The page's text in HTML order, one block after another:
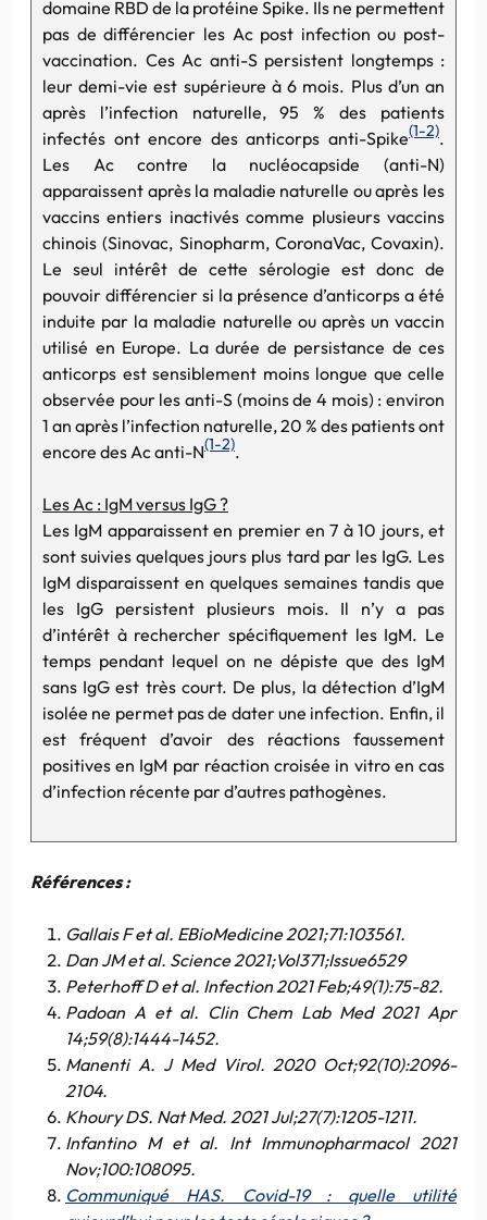
domaine RBD de la protéine Spike. Ils ne permettent
pas de différencier les Ac post infection ou post-
vaccination. Ces Ac anti-S persistent longtemps :
leur demi-vie est supérieure à 6 mois. Plus d’un an
après l’infection naturelle, 95 % des patients
infectés ont encore des anticorps anti-Spike(1-2).
Les Ac contre la nucléocapside (anti-N)
apparaissent après la maladie naturelle ou après les
vaccins entiers inactivés comme plusieurs vaccins
chinois (Sinovac, Sinopharm, CoronaVac, Covaxin).
Le seul intérêt de cette sérologie est donc de
pouvoir différencier si la présence d’anticorps a été
induite par la maladie naturelle ou après un vaccin
utilisé en Europe. La durée de persistance de ces
anticorps est sensiblement moins longue que celle
observée pour les anti-S (moins de 4 mois) : environ
1 an après l’infection naturelle, 20 % des patients ont
encore des Ac anti-N(1-2).
Les Ac : IgM versus IgG ?
Les IgM apparaissent en premier en 7 à 10 jours, et
sont suivies quelques jours plus tard par les IgG. Les
IgM disparaissent en quelques semaines tandis que
les IgG persistent plusieurs mois. Il n’y a pas
d’intérêt à rechercher spécifiquement les IgM. Le
temps pendant lequel on ne dépiste que des IgM
sans IgG est très court. De plus, la détection d’IgM
isolée ne permet pas de dater une infection. Enfin, il
est fréquent d’avoir des réactions faussement
positives en IgM par réaction croisée in vitro en cas
d’infection récente par d’autres pathogènes.
Références :
Gallais F et al. EBioMedicine 2021;71:103561.
Dan JM et al. Science 2021;Vol371;Issue6529
Peterhoff D et al. Infection 2021 Feb;49(1):75-82.
Padoan A et al. Clin Chem Lab Med 2021 Apr
14;59(8):1444-1452.
Manenti A. J Med Virol. 2020 Oct;92(10):2096-
2104.
Khoury DS. Nat Med. 2021 Jul;27(7):1205-1211.
Infantino M et al. Int Immunopharmacol 2021
Nov;100:108095.
Communiqué HAS. Covid-19 : quelle utilité